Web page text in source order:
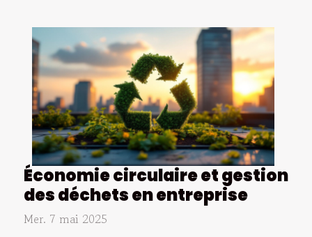
Économie circulaire et gestion
des déchets en entreprise
Mer. 7 mai 2025